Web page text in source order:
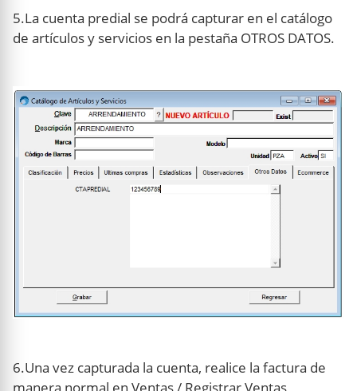
5.La cuenta predial se podrá capturar en el catálogo
de artículos y servicios en la pestaña OTROS DATOS.
6.Una vez capturada la cuenta, realice la factura de